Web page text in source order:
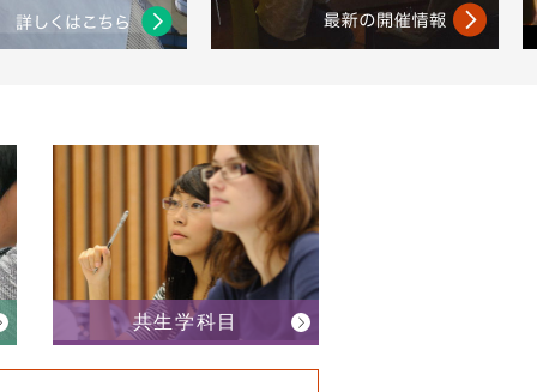
共生学科目